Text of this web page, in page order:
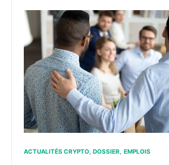
Offres d’emploi web3 crypto
ACTUALITÉS CRYPTO DOSSIER EMPLOIS